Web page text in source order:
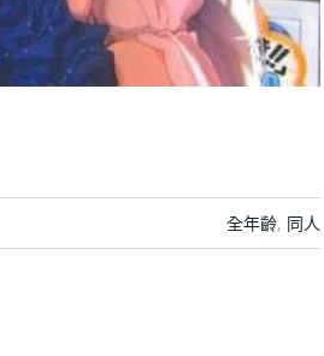
全年齡, 同人